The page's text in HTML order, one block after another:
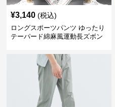
¥3,140 (税込)
ロングスポーツパンツ ゆったり
テーパード綿麻風運動長ズボン